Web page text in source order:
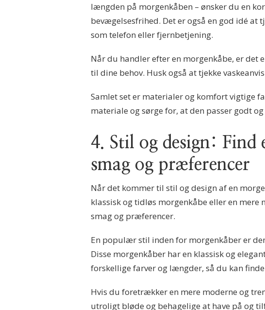
længden på morgenkåben – ønsker du en
bevægelsesfrihed. Det er også en god idé at
som telefon eller fjernbetjening.
Når du handler efter en morgenkåbe, er det
til dine behov. Husk også at tjekke
Samlet set er materialer og komfort vigtige
materiale og sørge for, at den passer godt
4. Stil og design: Find
smag og præferencer
Når det kommer til stil og design af en
klassisk og tidløs morgenkåbe eller en
smag og præferencer.
En populær stil inden for morgenkåber er
Disse morgenkåber har en klassisk og
forskellige farver og længder, så du kan
Hvis du foretrækker en mere moderne og
utroligt bløde og behagelige at have på og